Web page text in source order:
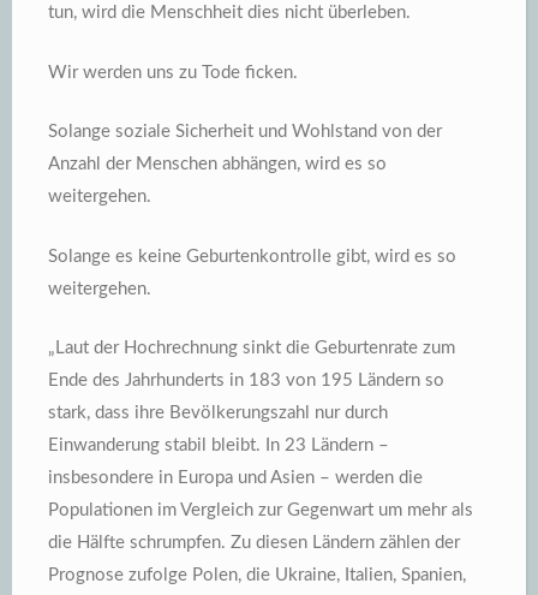
tun, wird die Menschheit dies nicht überleben.
Wir werden uns zu Tode ficken.
Solange soziale Sicherheit und Wohlstand von der
Anzahl der Menschen abhängen, wird es so
weitergehen.
Solange es keine Geburtenkontrolle gibt, wird es so
weitergehen.
„Laut der Hochrechnung sinkt die Geburtenrate zum
Ende des Jahrhunderts in 183 von 195 Ländern so
stark, dass ihre Bevölkerungszahl nur durch
Einwanderung stabil bleibt. In 23 Ländern –
insbesondere in Europa und Asien – werden die
Populationen im Vergleich zur Gegenwart um mehr als
die Hälfte schrumpfen. Zu diesen Ländern zählen der
Prognose zufolge Polen, die Ukraine, Italien, Spanien,